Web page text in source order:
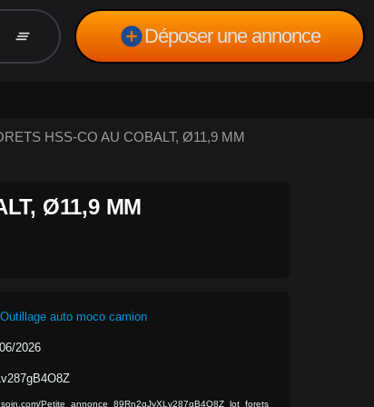
clear_all add_circleDéposer une annonce
HSS-CO AU COBALT, Ø11,9 MM
Ø11,9 MM
Outillage auto moco camion
2026
Petite_annonce_89Rn2gJyXLv287gB4O8Z_lot_forets_